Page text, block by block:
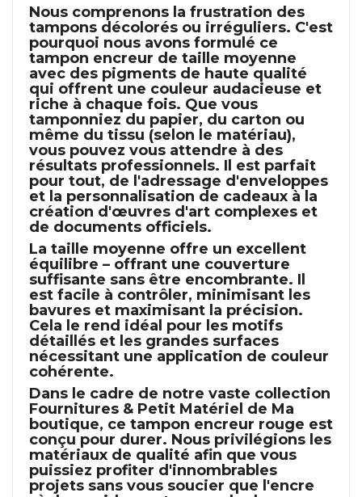
Nous comprenons la frustration des
tampons décolorés ou irréguliers. C'est
pourquoi nous avons formulé ce
tampon encreur de taille moyenne
avec des pigments de haute qualité
qui offrent une couleur audacieuse et
riche à chaque fois. Que vous
tamponniez du papier, du carton ou
même du tissu (selon le matériau),
vous pouvez vous attendre à des
résultats professionnels. Il est parfait
pour tout, de l'adressage d'enveloppes
et la personnalisation de cadeaux à la
création d'œuvres d'art complexes et
de documents officiels.
La taille moyenne offre un excellent
équilibre – offrant une couverture
suffisante sans être encombrante. Il
est facile à contrôler, minimisant les
bavures et maximisant la précision.
Cela le rend idéal pour les motifs
détaillés et les grandes surfaces
nécessitant une application de couleur
cohérente.
Dans le cadre de notre vaste collection
Fournitures & Petit Matériel de Ma
boutique, ce tampon encreur rouge est
conçu pour durer. Nous privilégions les
matériaux de qualité afin que vous
puissiez profiter d'innombrables
projets sans vous soucier que l'encre